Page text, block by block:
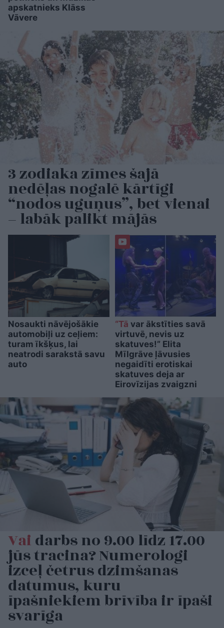
apskatnieks Klāss
Vāvere
3 zodiaka zīmes šajā
nedēļas nogalē kārtīgi
“nodos uguņus”, bet vienai
– labāk palikt mājās
Nosaukti nāvējošākie
automobiļi uz ceļiem:
turam īkšķus, lai
neatrodi sarakstā savu
auto
“Tā var ākstīties savā
virtuvē, nevis uz
skatuves!” Elita
Mīlgrāve ļāvusies
negaidīti erotiskai
skatuves deja ar
Eirovīzijas zvaigzni
Vaidarbs no 9.00 līdz 17.00
jūs tracina? Numerologi
izceļ četrus dzimšanas
datumus, kuru
īpašniekiem brīvība ir īpaši
svarīga